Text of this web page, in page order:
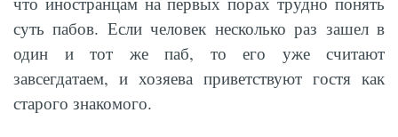
суть пабов. Если человек несколько раз зашел в
один и тот же паб, то его уже считают
завсегдатаем, и хозяева приветствуют гостя как
старого знакомого.